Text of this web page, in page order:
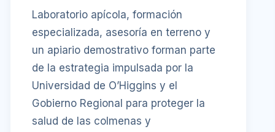
Laboratorio apícola, formación
especializada, asesoría en terreno y
un apiario demostrativo forman parte
de la estrategia impulsada por la
Universidad de O’Higgins y el
Gobierno Regional para proteger la
salud de las colmenas y